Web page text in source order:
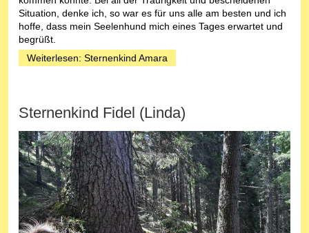
Situation, denke ich, so war es für uns alle am besten und ich
hoffe, dass mein Seelenhund mich eines Tages erwartet und
begrüßt.
Weiterlesen: Sternenkind Amara
Sternenkind Fidel (Linda)